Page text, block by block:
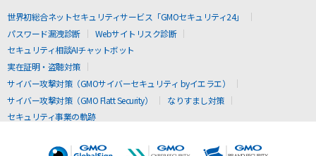
世界初総合ネットセキュリティサービス「GMOセキュリティ24」
パスワード漏洩診断
Webサイトリスク診断
セキュリティ相談AIチャットボット
実在証明・盗聴対策
サイバー攻撃対策（GMOサイバーセキュリティ byイエラエ）
サイバー攻撃対策（GMO Flatt Security）
なりすまし対策
セキュリティ事業の軌跡